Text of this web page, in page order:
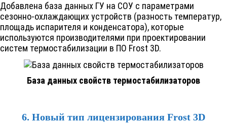
Добавлена база данных ГУ на СОУ с параметрами
сезонно-охлаждающих устройств (разность температур,
площадь испарителя и конденсатора), которые
используются производителями при проектировании
систем термостабилизации в ПО Frost 3D.
База данных свойств термостабилизаторов
6. Новый тип лицензирования Frost 3D